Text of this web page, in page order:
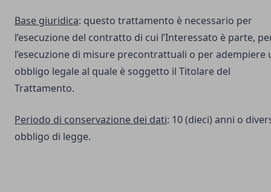
Base giuridica: questo trattamento è necessario per
l’esecuzione del contratto di cui l’Interessato è parte,
l’esecuzione di misure precontrattuali o per adempiere
obbligo legale al quale è soggetto il Titolare del
Trattamento.
Periodo di conservazione dei dati: 10 (dieci) anni o
obbligo di legge.